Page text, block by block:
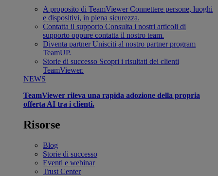
A proposito di TeamViewer Connettere persone, luoghi
e dispositivi, in piena sicurezza.
Contatta il supporto Consulta i nostri articoli di
supporto oppure contatta il nostro team.
Diventa partner Unisciti al nostro partner program
TeamUP.
Storie di successo Scopri i risultati dei clienti
TeamViewer.
NEWS
TeamViewer rileva una rapida adozione della propria
offerta AI tra i clienti.
Risorse
Blog
Storie di successo
Eventi e webinar
Trust Center